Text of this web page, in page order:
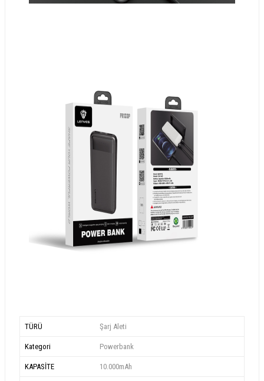
TÜRÜ Şarj Aleti
Kategori Powerbank
KAPASİTE 10.000mAh